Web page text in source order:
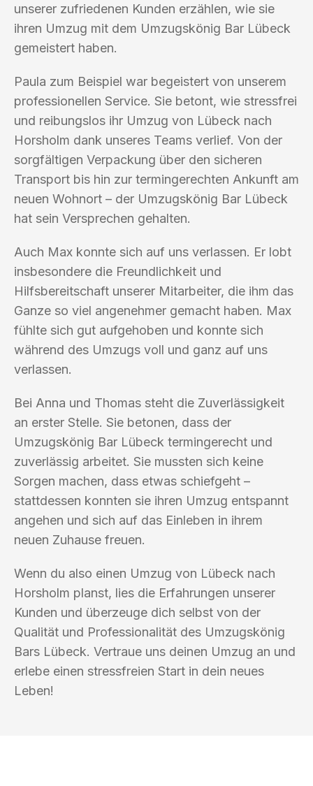
unserer zufriedenen Kunden erzählen, wie sie
ihren Umzug mit dem Umzugskönig Bar Lübeck
gemeistert haben.
Paula zum Beispiel war begeistert von unserem
professionellen Service. Sie betont, wie stressfrei
und reibungslos ihr Umzug von Lübeck nach
Horsholm dank unseres Teams verlief. Von der
sorgfältigen Verpackung über den sicheren
Transport bis hin zur termingerechten Ankunft am
neuen Wohnort – der Umzugskönig Bar Lübeck
hat sein Versprechen gehalten.
Auch Max konnte sich auf uns verlassen. Er lobt
insbesondere die Freundlichkeit und
Hilfsbereitschaft unserer Mitarbeiter, die ihm das
Ganze so viel angenehmer gemacht haben. Max
fühlte sich gut aufgehoben und konnte sich
während des Umzugs voll und ganz auf uns
verlassen.
Bei Anna und Thomas steht die Zuverlässigkeit
an erster Stelle. Sie betonen, dass der
Umzugskönig Bar Lübeck termingerecht und
zuverlässig arbeitet. Sie mussten sich keine
Sorgen machen, dass etwas schiefgeht –
stattdessen konnten sie ihren Umzug entspannt
angehen und sich auf das Einleben in ihrem
neuen Zuhause freuen.
Wenn du also einen Umzug von Lübeck nach
Horsholm planst, lies die Erfahrungen unserer
Kunden und überzeuge dich selbst von der
Qualität und Professionalität des Umzugskönig
Bars Lübeck. Vertraue uns deinen Umzug an und
erlebe einen stressfreien Start in dein neues
Leben!